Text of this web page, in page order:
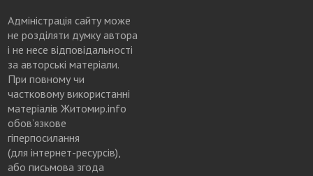
Адміністрація сайту може
не розділяти думку автора
і не несе відповідальності
за авторські матеріали.
При повному чи
частковому використанні
матеріалів Житомир.info
обов’язкове
гіперпосилання
(для інтернет-ресурсів),
або письмова згода